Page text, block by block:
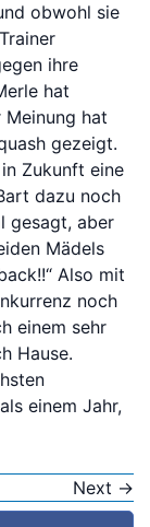
obwohl sie
ihre
hat
hat
gezeigt.
Zukunft eine
dazu noch
gesagt, aber
Mädels
Also mit
noch
einem sehr
Hause.
einem Jahr,
Next →